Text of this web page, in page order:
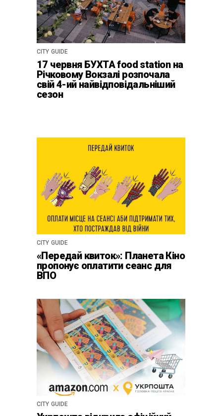
CITY GUIDE
17 червня БУХТА food station на
Річковому Вокзалі розпочала
свій 4-ий найвідповідальніший
сезон
CITY GUIDE
«Передай квиток»: Планета Кіно
пропонує оплатити сеанс для
ВПО
CITY GUIDE